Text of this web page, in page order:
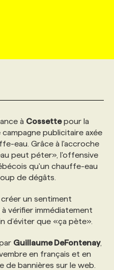
LIGNE
FORMATIONS
TÊTE
à Cossettepour la
publicitaire axée
eau. Grâce à l'accroche
peut péter», l'offensive
qu'un chauffe-eau
de dégâts.
un sentiment
vérifier immédiatement
d’éviter que «ça pète».
Guillaume DeFontenay,
en français et en
de bannières sur le web.